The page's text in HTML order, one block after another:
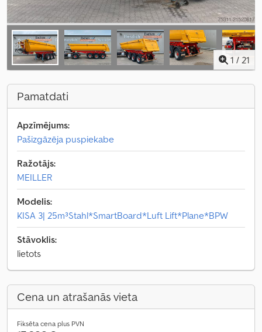
1 / 21
Pamatdati
Apzīmējums:
Pašizgāzēja puspiekabe
Ražotājs:
MEILLER
Modelis:
KISA 3| 25m³Stahl*SmartBoard*Luft Lift*Plane*BPW
Stāvoklis:
lietots
Cena un atrašanās vieta
Fiksēta cena plus PVN